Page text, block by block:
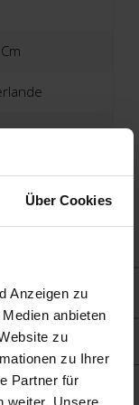
Über Cookies
Anzeigen zu
anbieten
zu
zu Ihrer
Partner für
weiter. Unsere